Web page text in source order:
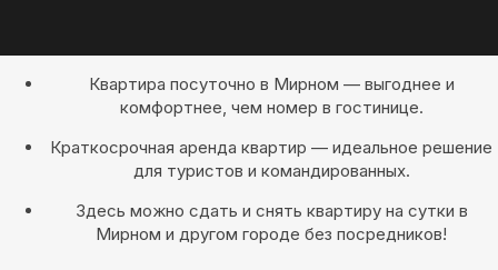
Квартира посуточно в Мирном — выгоднее и
комфортнее, чем номер в гостинице.
Краткосрочная аренда квартир — идеальное решение
для туристов и командированных.
Здесь можно сдать и снять квартиру на сутки в
Мирном и другом городе без посредников!